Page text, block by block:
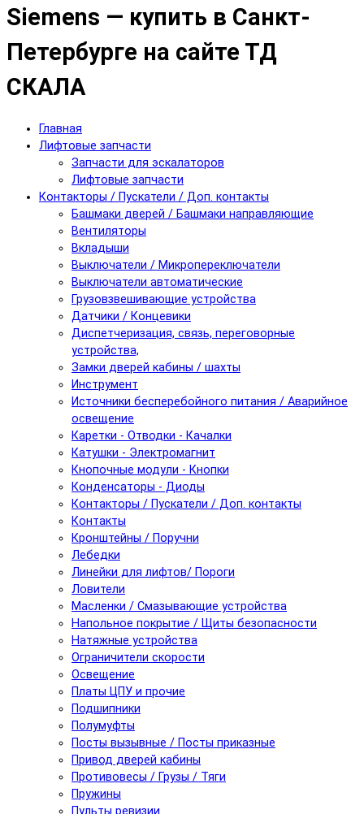
Siemens — купить в Санкт-
Петербурге на сайте ТД
СКАЛА
Главная
Лифтовые запчасти
Запчасти для эскалаторов
Лифтовые запчасти
Контакторы / Пускатели / Доп. контакты
Башмаки дверей / Башмаки направляющие
Вентиляторы
Вкладыши
Выключатели / Микропереключатели
Выключатели автоматические
Грузовзвешивающие устройства
Датчики / Концевики
Диспетчеризация, связь, переговорные
устройства,
Замки дверей кабины / шахты
Инструмент
Источники бесперебойного питания / Аварийное
освещение
Каретки - Отводки - Качалки
Катушки - Электромагнит
Кнопочные модули - Кнопки
Конденсаторы - Диоды
Контакторы / Пускатели / Доп. контакты
Контакты
Кронштейны / Поручни
Лебедки
Линейки для лифтов/ Пороги
Ловители
Масленки / Смазывающие устройства
Напольное покрытие / Щиты безопасности
Натяжные устройства
Ограничители скорости
Освещение
Платы ЦПУ и прочие
Подшипники
Полумуфты
Посты вызывные / Посты приказные
Привод дверей кабины
Противовесы / Грузы / Тяги
Пружины
Пульты ревизии